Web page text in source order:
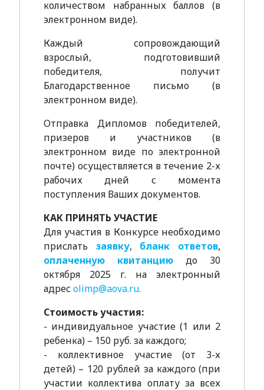
количеством набранных баллов (в
электронном виде).
Каждый сопровождающий
взрослый, подготовивший
победителя, получит
Благодарственное письмо (в
электронном виде).
Отправка Дипломов победителей,
призеров и участников (в
электронном виде по электронной
почте) осуществляется в течение 2-х
рабочих дней с момента
поступления Ваших документов.
КАК ПРИНЯТЬ УЧАСТИЕ
Для участия в Конкурсе необходимо
прислать заявку, бланк ответов,
оплаченную квитанциюдо 30
октября 2025 г. на электронный
адресolimp@aova.ru.
Стоимость участия:
- индивидуальное участие (1 или 2
ребенка) – 150 руб. за каждого;
- коллективное участие (от 3-х
детей) – 120 рублей за каждого (при
участии коллектива оплату за всех